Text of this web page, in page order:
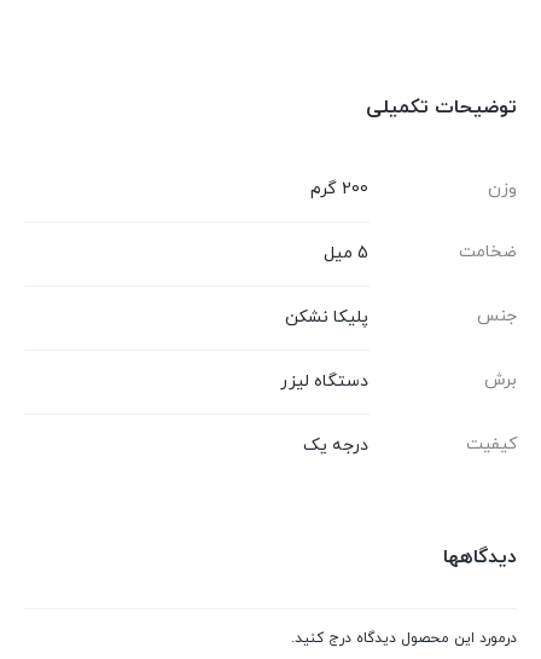
توضیحات تکمیلی
وزن 200 گرم
ضخامت 5 میل
جنس پلیکا نشکن
برش دستگاه لیزر
کیفیت درجه یک
دیدگاهها
درمورد این محصول دیدگاه درج کنید.